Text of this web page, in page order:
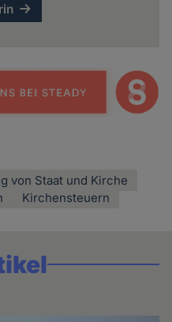
von Staat und Kirche
Kirchensteuern